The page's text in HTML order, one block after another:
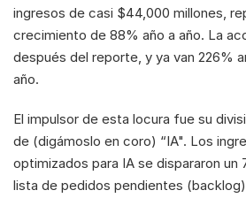
ingresos de casi $44,000 millones,
crecimiento de 88% año a año. La
después del reporte, y ya van 226%
año.
El impulsor de esta locura fue su
de (digámoslo en coro) “IA". Los
optimizados para IA se dispararon un
lista de pedidos pendientes